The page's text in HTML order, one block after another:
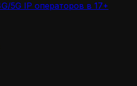
5G IP операторов в 17+